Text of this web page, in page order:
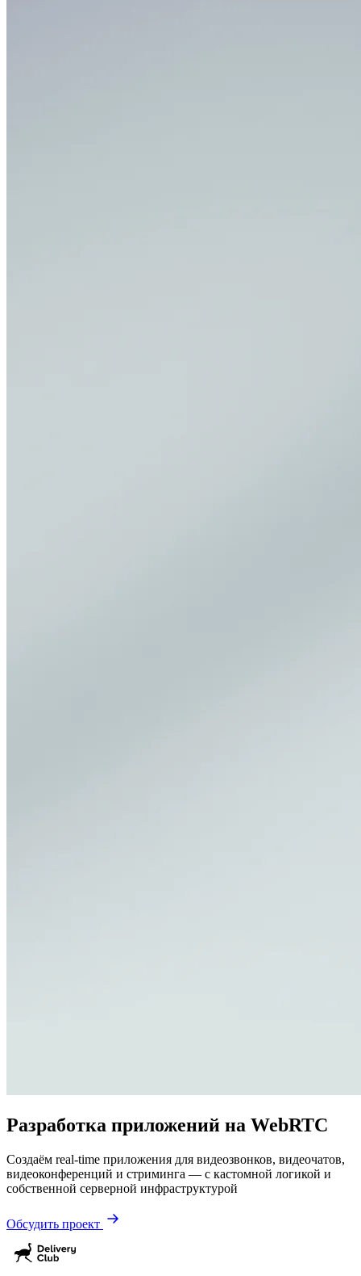
Разработка приложений на WebRTC
Создаём real-time приложения для видеозвонков, видеочатов,
видеоконференций и стриминга — с кастомной логикой и
собственной серверной инфраструктурой
Обсудить проект